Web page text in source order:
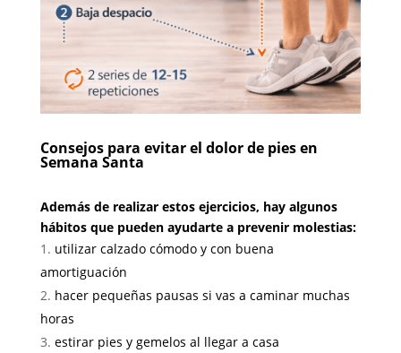
Consejos para evitar el dolor de pies en
Semana Santa
Además de realizar estos ejercicios, hay algunos
hábitos que pueden ayudarte a prevenir molestias:
utilizar calzado cómodo y con buena
amortiguación
hacer pequeñas pausas si vas a caminar muchas
horas
estirar pies y gemelos al llegar a casa